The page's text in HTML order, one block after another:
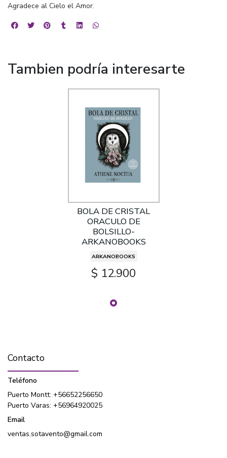
Agradece al Cielo el Amor.
Tambien podría interesarte
BOLA DE CRISTAL
ORACULO DE
BOLSILLO-
ARKANOBOOKS
ARKANOBOOKS
$ 12.900
Contacto
Teléfono
Puerto Montt: +56652256650
Puerto Varas: +56964920025
Email
ventas.sotavento@gmail.com